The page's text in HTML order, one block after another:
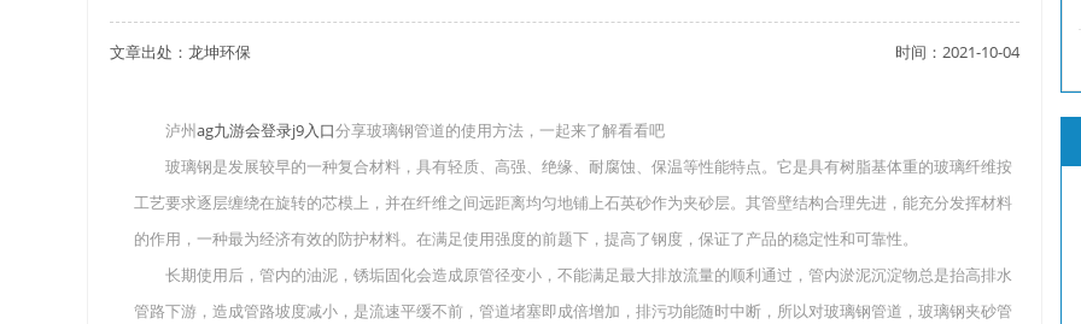
关于重庆玻璃钢化粪池的这些基础知识你都记住了吗？
在安装绵阳玻璃钢化粪池时可能遇到这些难题
使用成都玻璃钢化粪池的七大好处你都记住了吗？
文章出处：龙坤环保 时间：2021-10-04
泸州ag九游会登录j9入口分享玻璃钢管道的使用方法，一起来了解看看吧
玻璃钢是发展较早的一种复合材料，具有轻质、高强、绝缘、耐腐蚀、保温等性能特点。它是具有树脂基体重的玻璃纤维按
工艺要求逐层缠绕在旋转的芯模上，并在纤维之间远距离均匀地铺上石英砂作为夹砂层。其管壁结构合理先进，能充分发挥材料
的作用，一种最为经济有效的防护材料。在满足使用强度的前题下，提高了钢度，保证了产品的稳定性和可靠性。
长期使用后，管内的油泥，锈垢固化会造成原管径变小，不能满足最大排放流量的顺利通过，管内淤泥沉淀物总是抬高排水
管路下游，造成管路坡度减小，是流速平缓不前，管道堵塞即成倍增加，排污功能随时中断，所以对玻璃钢管道，玻璃钢夹砂管